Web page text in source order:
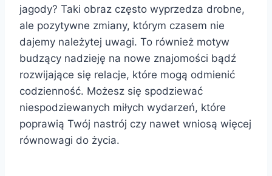
jagody? Taki obraz często wyprzedza drobne,
ale pozytywne zmiany, którym czasem nie
dajemy należytej uwagi. To również motyw
budzący nadzieję na nowe znajomości bądź
rozwijające się relacje, które mogą odmienić
codzienność. Możesz się spodziewać
niespodziewanych miłych wydarzeń, które
poprawią Twój nastrój czy nawet wniosą więcej
równowagi do życia.